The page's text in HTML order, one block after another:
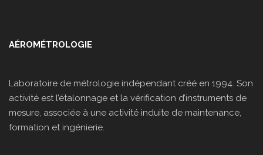
AÉROMÉTROLOGIE
Laboratoire de métrologie indépendant créé en 1994. Son
activité est l’étalonnage et la vérification d’instruments de
mesure, associée à une activité induite de maintenance,
formation et ingénierie.